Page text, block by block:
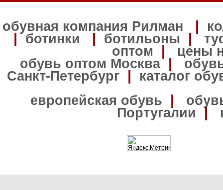
обувная компания Рилман |
|ботинки | ботильоны |
оптом
| цены
обувь оптом Москва|
Санкт-Петербург | каталог
европейская обувь
|
Португалии |